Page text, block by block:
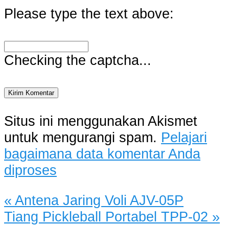
Please type the text above:
Checking the captcha...
Situs ini menggunakan Akismet
untuk mengurangi spam. Pelajari
bagaimana data komentar Anda
diproses
« Antena Jaring Voli AJV-05P
Tiang Pickleball Portabel TPP-02 »